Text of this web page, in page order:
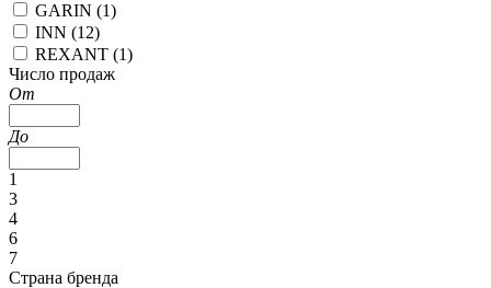
GARIN (1)
INN (12)
REXANT (1)
Число продаж
От
До
1
3
4
6
7
Страна бренда